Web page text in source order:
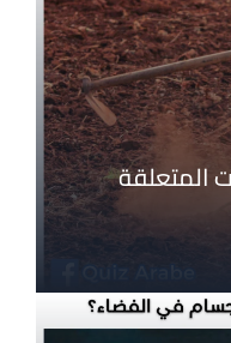
المتعلقة